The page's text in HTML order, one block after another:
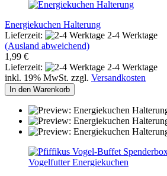
Energiekuchen Halterung
Lieferzeit:
2-4 Werktage
(Ausland abweichend)
1,99 €
Lieferzeit:
2-4 Werktage
inkl. 19% MwSt. zzgl. Versandkosten
In den Warenkorb